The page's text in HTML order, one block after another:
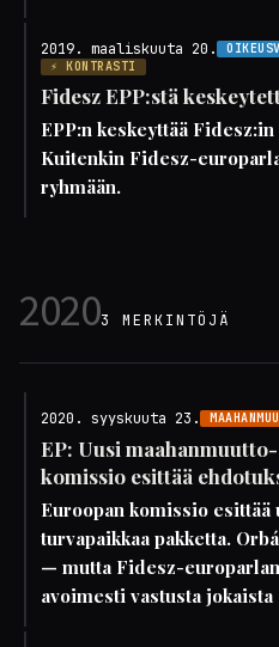
2019. maaliskuuta 20.
⚡ KONTRASTI
Fidesz EPP:stä
EPP:n keskeyttää
Kuitenkin Fidesz-
ryhmään.
20203 MERKINTÖJÄ
2020. syyskuuta 23.
EP: Uusi
komissio esittää
Euroopan komissio esittää
turvapaikkaa pakketta.
— mutta Fidesz-
avoimesti vastusta